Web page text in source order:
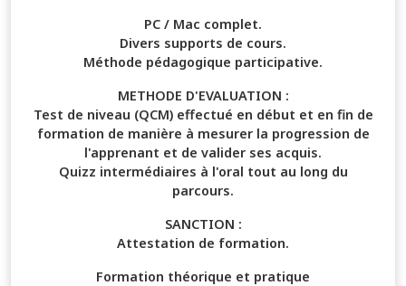
PC / Mac complet.
Divers supports de cours.
Méthode pédagogique participative.
METHODE D'EVALUATION :
Test de niveau (QCM) effectué en début et en fin de
formation de manière à mesurer la progression de
l'apprenant et de valider ses acquis.
Quizz intermédiaires à l'oral tout au long du
parcours.
SANCTION :
Attestation de formation.
Formation théorique et pratique